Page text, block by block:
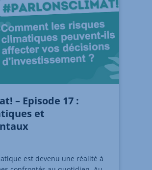
– Episode 17 :
et
est devenu une réalité à